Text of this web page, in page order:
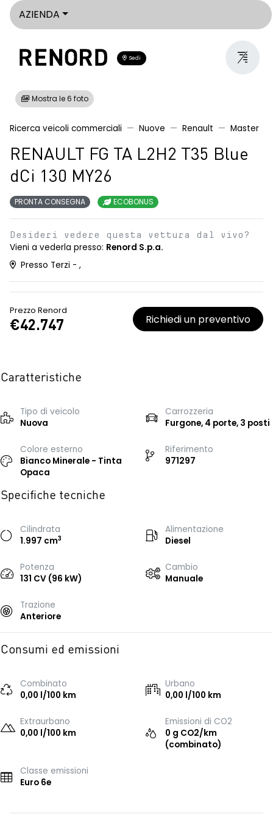
AZIENDA
Sedi
Mostra le 6 foto
Ricerca veicoli commerciali Nuove Renault Master
RENAULT FG TA L2H2 T35 Blue
dCi 130 MY26
PRONTA CONSEGNA ECOBONUS
Desideri vedere questa vettura dal vivo?
Vieni a vederla presso: Renord S.p.a.
Presso Terzi - ,
Prezzo Renord
€42.747 Richiedi un preventivo
Caratteristiche
Tipo di veicolo
Nuova
Carrozzeria
Furgone, 4 porte, 3 posti
Colore esterno
Bianco Minerale - Tinta
Opaca
Riferimento
971297
Specifiche tecniche
Cilindrata
1.997 cm3
Alimentazione
Diesel
Potenza
131 CV (96 kW)
Cambio
Manuale
Trazione
Anteriore
Consumi ed emissioni
Combinato
0,00 l/100 km
Urbano
0,00 l/100 km
Extraurbano
0,00 l/100 km
Emissioni di CO2
0 g CO2/km
(combinato)
Classe emissioni
Euro 6e